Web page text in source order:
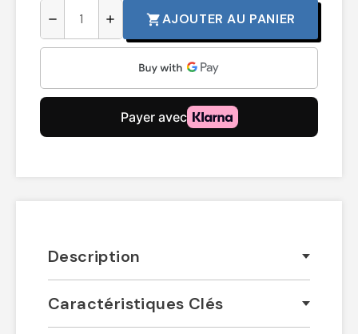
remove add shopping_cartAJOUTER AU PANIER
Description
Caractéristiques Clés